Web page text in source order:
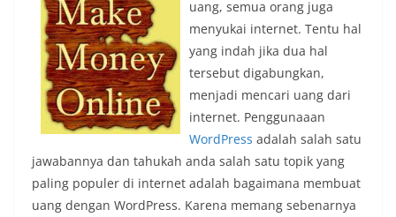
uang, semua orang juga
menyukai internet. Tentu hal
yang indah jika dua hal
tersebut digabungkan,
menjadi mencari uang dari
internet. Penggunaaan
WordPress adalah salah satu
jawabannya dan tahukah anda salah satu topik yang
paling populer di internet adalah bagaimana membuat
uang dengan WordPress. Karena memang sebenarnya